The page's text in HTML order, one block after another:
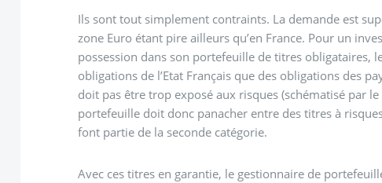
Ils sont tout simplement contraints. La demande est
zone Euro étant pire ailleurs qu’en France. Pour un
possession dans son portefeuille de titres
obligations de l’Etat Français que des obligations des
doit pas être trop exposé aux risques (schématisé par
portefeuille doit donc panacher entre des titres à
font partie de la seconde catégorie.
Avec ces titres en garantie, le gestionnaire de